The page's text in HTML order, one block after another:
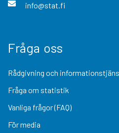
info@stat.fi
Fråga oss
Rådgivning och
Fråga om statistik
Vanliga frågor (FAQ)
För media